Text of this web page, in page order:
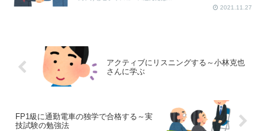
2021.11.27
アクティブにリスニングする～小林克也
さんに学ぶ
FP1級に通勤電車の独学で合格する～実
技試験の勉強法